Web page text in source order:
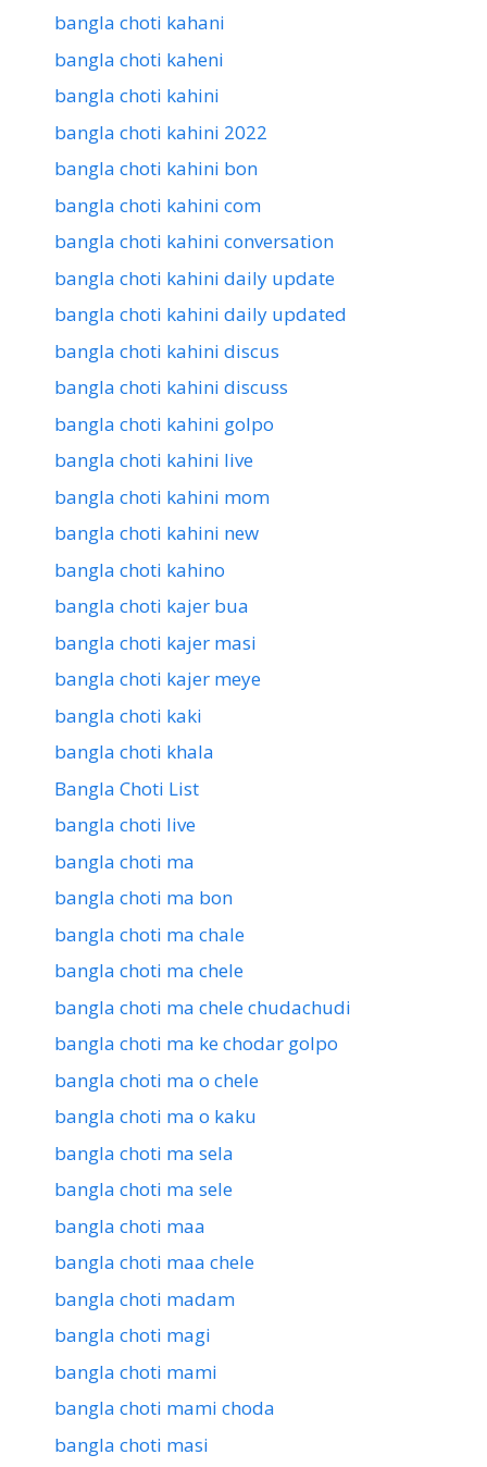
bangla choti kahani
bangla choti kaheni
bangla choti kahini
bangla choti kahini 2022
bangla choti kahini bon
bangla choti kahini com
bangla choti kahini conversation
bangla choti kahini daily update
bangla choti kahini daily updated
bangla choti kahini discus
bangla choti kahini discuss
bangla choti kahini golpo
bangla choti kahini live
bangla choti kahini mom
bangla choti kahini new
bangla choti kahino
bangla choti kajer bua
bangla choti kajer masi
bangla choti kajer meye
bangla choti kaki
bangla choti khala
Bangla Choti List
bangla choti live
bangla choti ma
bangla choti ma bon
bangla choti ma chale
bangla choti ma chele
bangla choti ma chele chudachudi
bangla choti ma ke chodar golpo
bangla choti ma o chele
bangla choti ma o kaku
bangla choti ma sela
bangla choti ma sele
bangla choti maa
bangla choti maa chele
bangla choti madam
bangla choti magi
bangla choti mami
bangla choti mami choda
bangla choti masi